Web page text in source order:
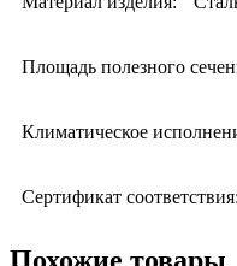
Площадь полезного
Климатическое
Сертификат соответствия: